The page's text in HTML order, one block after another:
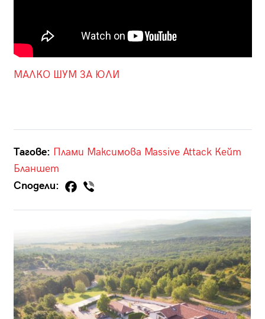
МАЛКО ШУМ ЗА ЮЛИ
Тагове: Плами Максимова Massive Attack Кейт
Бланшет
Сподели: